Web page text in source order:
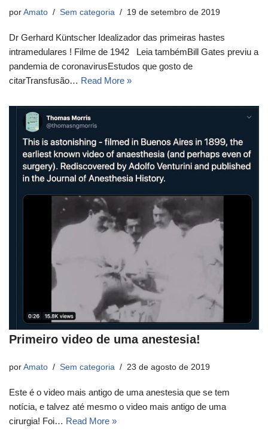
por Amato Sem categoria 19 de setembro de 2019
Dr Gerhard Küntscher Idealizador das primeiras hastes
intramedulares ! Filme de 1942 Leia tambémBill Gates previu a
pandemia de coronavirusEstudos que gosto de
citarTransfusão… Read More »
Primeiro video de uma anestesia!
por Amato Sem categoria 23 de agosto de 2019
Este é o video mais antigo de uma anestesia que se tem
notícia, e talvez até mesmo o video mais antigo de uma
cirurgia! Foi… Read More »